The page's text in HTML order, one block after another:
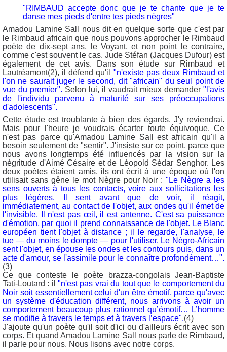
"RIMBAUD accepte donc que je te chante que je te
danse mes pieds d'entre tes pieds nègres"
Amadou Lamine Sall nous dit en quelque sorte que c'est par
le Rimbaud africain que nous pouvons approcher le Rimbaud
poète de dix-sept ans, le Voyant, et non point le contraire,
comme c'est souvent le cas. Jude Stéfan (Jacques Dufour) est
également de cet avis. Dans son étude sur Rimbaud et
Lautréamont(2), il défend qu'il "n'existe pas deux Rimbaud et
l'on ne saurait juger le second, dit "africain" du seul point de
vue du premier". Selon lui, il vaudrait mieux demander "l'avis
de l'individu parvenu à maturité sur ses préoccupations
d'adolescents".
Cette étude est troublante à bien des égards. J'y reviendrai.
Mais pour l'heure je voudrais écarter toute équivoque. Ce
n'est pas parce qu'Amadou Lamine Sall est africain qu'il a
besoin seulement de "sentir". J'insiste sur ce point, parce que
nous avons longtemps été influencés par la vision sur la
négritude d'Aimé Césaire et de Léopold Sédar Senghor. Les
deux poètes étaient amis, ils ont écrit à une époque où l'on
utilisait sans gêne le mot Nègre pour Noir :"Le Nègre a les
sens ouverts à tous les contacts, voire aux sollicitations les
plus légères. Il sent avant que de voir, il réagit,
immédiatement, au contact de l'objet, aux ondes qu'il émet de
l'invisible. Il n'est pas œil, il est antenne. C'est sa puissance
d'émotion, par quoi il prend connaissance de l'objet. Le Blanc
européen tient l'objet à distance ; il le regarde, l'analyse, le
tue — du moins le dompte — pour l'utiliser. Le Négro-Africain
sent l'objet, en épouse les ondes et les contours puis, dans un
acte d'amour, se l'assimile pour le connaître profondément…".
(3)
Ce que conteste le poète brazza-congolais Jean-Baptiste
Tati-Loutard : il"n'est pas vrai du tout que le comportement du
Noir soit essentiellement celui d'un être émotif, parce qu'avec
un système d'éducation différent, nous arrivons à avoir un
comportement beaucoup plus rationnel qu’émotif… L’homme
se modifie à travers le temps et à travers l’espace".(4)
J'ajoute qu'un poète qu'il soit d'ici ou d'ailleurs écrit avec son
corps. Et quand Amadou Lamine Sall nous parle de Rimbaud,
il parle pour nous. Nous lisons avec notre corps.